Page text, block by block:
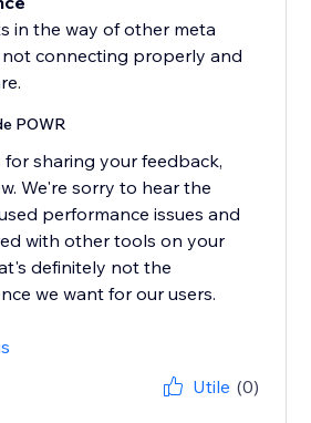
in the way of other meta
connecting properly and
POWR
for sharing your feedback,
We're sorry to hear the
performance issues and
with other tools on your
definitely not the
we want for our users.
Utile (0)